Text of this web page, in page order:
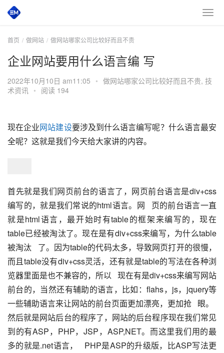
首页 做网站 做网站哪家公司比较好而且不贵
企业网站要用什么语言编 写
2022年10月10日 am11:05 • 做网站哪家公司比较好而且不贵, 技
术资讯 • 阅读 194
现在企业网站建设要涉及到什么语言编写呢？什么语言最安
全呢？这就是我们今天给大家讲的内容。
首先就是我们网页前台的语言了，网页前台语言是div+css
编写的，就是我们常说的html语言。网   页的前台语言一直
就是html语言，最开始时有table的框架来编写的，现在
table已经被淘汰了。现在是有div+css来编写，为什么table
被淘汰   了。因为table的代码太多，导致网页打开的很慢，
而且table没有div+css灵活，还有就是table的写法在各种浏
览器里面是也不兼容的，所以   现在有是div+css来编写网站
前台的，当然还有辅助的语言，比如：flahs，js，jquery等
一些辅助语言来让网站的前台页面更加漂亮，更加抢   眼。
然后就是网站后台的程序了，网站的后台程序现在我们常见
到的有ASP，PHP，JSP，ASP,NET。而这里我们用的最
多的就是.net语言，   PHP是ASP的升级版，比ASP写法更